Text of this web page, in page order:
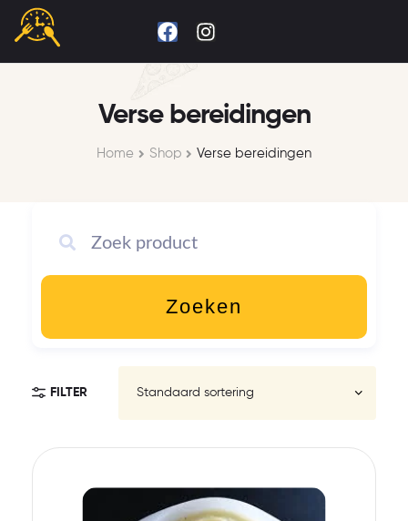
Verse bereidingen
Home Shop Verse bereidingen
Zoeken
FILTER